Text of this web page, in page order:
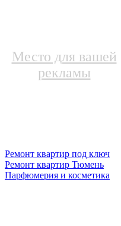
Место для вашей
рекламы
Ремонт квартир под ключ
Ремонт квартир Тюмень
Парфюмерия и косметика